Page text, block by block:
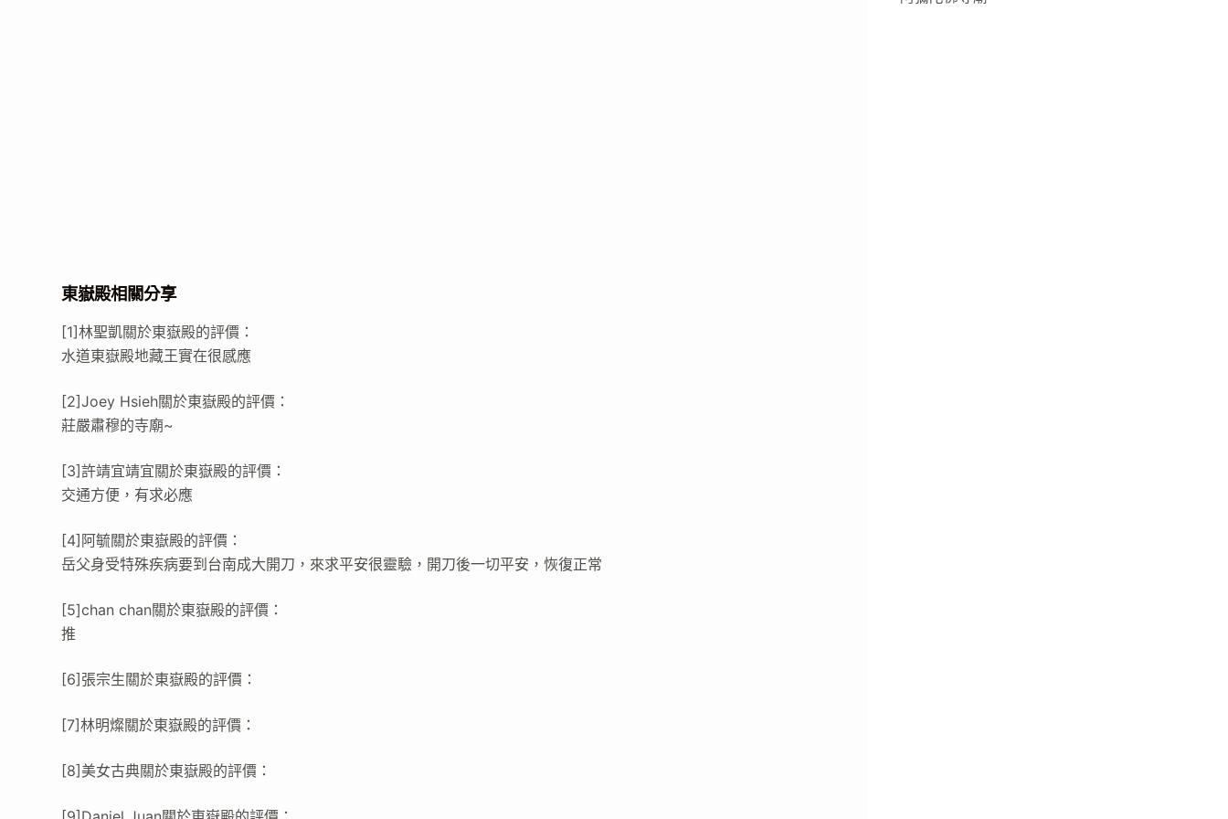
東嶽殿相關分享
[1]林聖凱關於東嶽殿的評價：
水道東嶽殿地藏王實在很感應
[2]Joey Hsieh關於東嶽殿的評價：
莊嚴肅穆的寺廟~
[3]許靖宜靖宜關於東嶽殿的評價：
交通方便，有求必應
[4]阿毓關於東嶽殿的評價：
岳父身受特殊疾病要到台南成大開刀，來求平安很靈驗，開刀後一切平安，恢復正常
[5]chan chan關於東嶽殿的評價：
推
[6]張宗生關於東嶽殿的評價：
[7]林明燦關於東嶽殿的評價：
[8]美女古典關於東嶽殿的評價：